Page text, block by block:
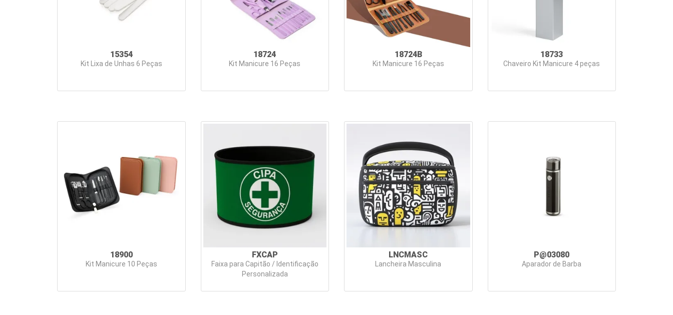
15354
Kit Lixa de Unhas 6 Peças
18724
Kit Manicure 16 Peças
18724B
Kit Manicure 16 Peças
18733
Chaveiro Kit Manicure 4 peças
18900
Kit Manicure 10 Peças
FXCAP
Faixa para Capitão / Identificação
Personalizada
LNCMASC
Lancheira Masculina
P@03080
Aparador de Barba